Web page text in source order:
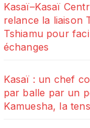
Kasaï–Kasaï
relance la liaison
Tshiamu pour
échanges
Kasaï : un chef
par balle par un
Kamuesha, la